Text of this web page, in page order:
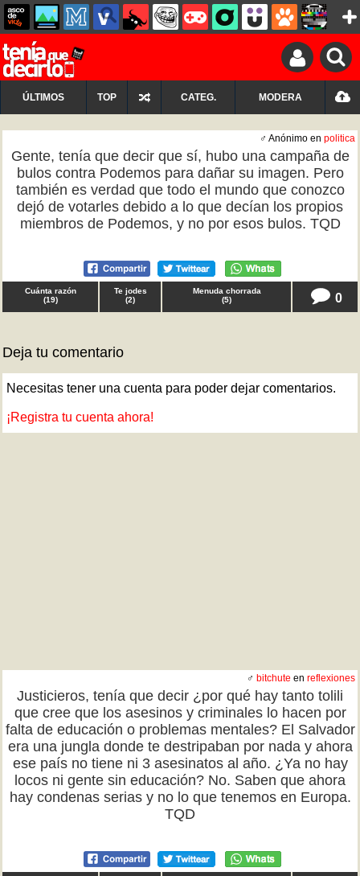
ÚLTIMOS TOP CATEG. MODERA
♂ Anónimo en politica
Gente, tenía que decir que sí, hubo una campaña de
bulos contra Podemos para dañar su imagen. Pero
también es verdad que todo el mundo que conozco
dejó de votarles debido a lo que decían los propios
miembros de Podemos, y no por esos bulos. TQD
Cuánta razón
(19)
Te jodes
(2)
Menuda chorrada
(5) 0
Deja tu comentario
Necesitas tener una cuenta para poder dejar comentarios.
¡Registra tu cuenta ahora!
♂ bitchute en reflexiones
Justicieros, tenía que decir ¿por qué hay tanto tolili
que cree que los asesinos y criminales lo hacen por
falta de educación o problemas mentales? El Salvador
era una jungla donde te destripaban por nada y ahora
ese país no tiene ni 3 asesinatos al año. ¿Ya no hay
locos ni gente sin educación? No. Saben que ahora
hay condenas serias y no lo que tenemos en Europa.
TQD